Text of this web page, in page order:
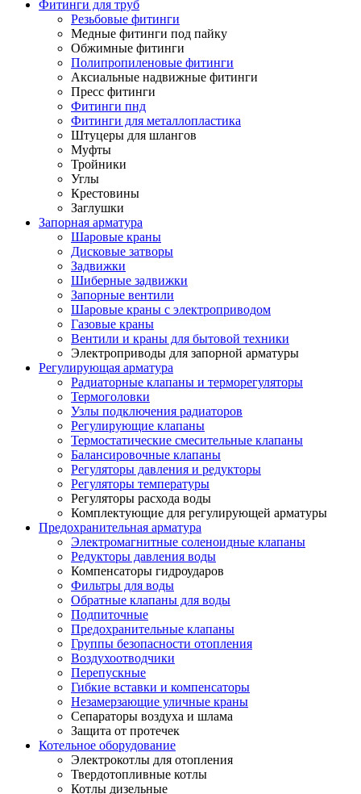
Фитинги для труб
Резьбовые фитинги
Медные фитинги под пайку
Обжимные фитинги
Полипропиленовые фитинги
Аксиальные надвижные фитинги
Пресс фитинги
Фитинги пнд
Фитинги для металлопластика
Штуцеры для шлангов
Муфты
Тройники
Углы
Крестовины
Заглушки
Запорная арматура
Шаровые краны
Дисковые затворы
Задвижки
Шиберные задвижки
Запорные вентили
Шаровые краны с электроприводом
Газовые краны
Вентили и краны для бытовой техники
Электроприводы для запорной арматуры
Регулирующая арматура
Радиаторные клапаны и терморегуляторы
Термоголовки
Узлы подключения радиаторов
Регулирующие клапаны
Термостатические смесительные клапаны
Балансировочные клапаны
Регуляторы давления и редукторы
Регуляторы температуры
Регуляторы расхода воды
Комплектующие для регулирующей арматуры
Предохранительная арматура
Электромагнитные соленоидные клапаны
Редукторы давления воды
Компенсаторы гидроударов
Фильтры для воды
Обратные клапаны для воды
Подпиточные
Предохранительные клапаны
Группы безопасности отопления
Воздухоотводчики
Перепускные
Гибкие вставки и компенсаторы
Незамерзающие уличные краны
Сепараторы воздуха и шлама
Защита от протечек
Котельное оборудование
Электрокотлы для отопления
Твердотопливные котлы
Котлы дизельные